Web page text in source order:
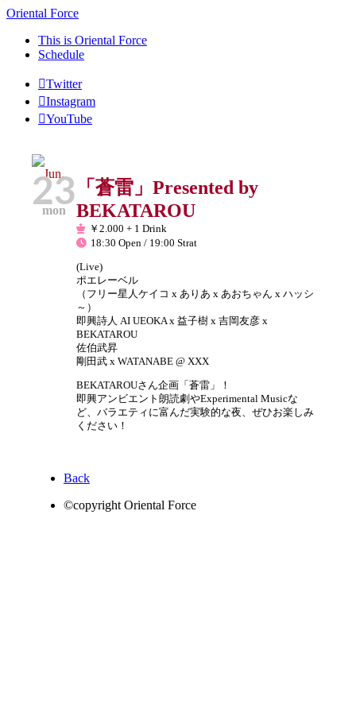
Oriental Force
This is Oriental Force
Schedule
Twitter
Instagram
YouTube
Jun.
23
mon
「蒼雷」Presented by
BEKATAROU
￥2.000 + 1 Drink
18:30 Open / 19:00 Strat
(Live)
ポエレーベル
（フリー星人ケイコ x ありあ x あおちゃん x ハッシ
～）
即興詩人 AI UEOKA x 益子樹 x 吉岡友彦 x
BEKATAROU
佐伯武昇
剛田武 x WATANABE @ XXX
BEKATAROUさん企画「蒼雷」！
即興アンビエント朗読劇やExperimental Musicな
ど、バラエティに富んだ実験的な夜、ぜひお楽しみ
ください！
Back
©copyright Oriental Force